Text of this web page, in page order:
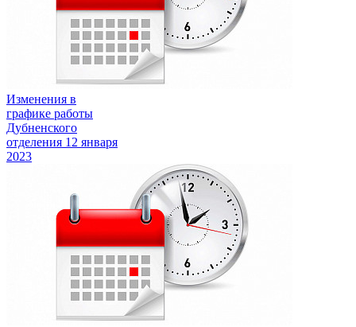
Изменения в
графике работы
Дубненского
отделения 12 января
2023